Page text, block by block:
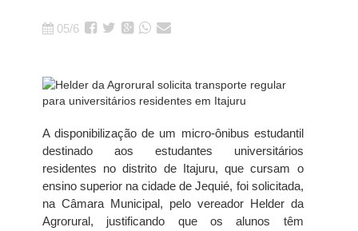
05/6
A disponibilização de um micro-ônibus estudantil
destinado aos estudantes universitários
residentes no distrito de Itajuru, que cursam o
ensino superior na cidade de Jequié, foi solicitada,
na Câmara Municipal, pelo vereador Helder da
Agrorural, justificando que os alunos têm